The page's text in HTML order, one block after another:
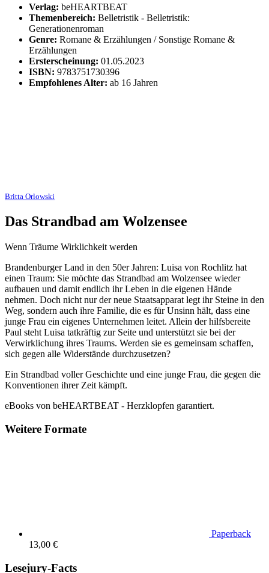
Verlag: beHEARTBEAT
Themenbereich: Belletristik - Belletristik:
Generationenroman
Genre: Romane & Erzählungen / Sonstige Romane &
Erzählungen
Ersterscheinung: 01.05.2023
ISBN: 9783751730396
Empfohlenes Alter: ab 16 Jahren
Britta Orlowski
Das Strandbad am Wolzensee
Wenn Träume Wirklichkeit werden
Brandenburger Land in den 50er Jahren: Luisa von Rochlitz hat
einen Traum: Sie möchte das Strandbad am Wolzensee wieder
aufbauen und damit endlich ihr Leben in die eigenen Hände
nehmen. Doch nicht nur der neue Staatsapparat legt ihr Steine in den
Weg, sondern auch ihre Familie, die es für Unsinn hält, dass eine
junge Frau ein eigenes Unternehmen leitet. Allein der hilfsbereite
Paul steht Luisa tatkräftig zur Seite und unterstützt sie bei der
Verwirklichung ihres Traums. Werden sie es gemeinsam schaffen,
sich gegen alle Widerstände durchzusetzen?
Ein Strandbad voller Geschichte und eine junge Frau, die gegen die
Konventionen ihrer Zeit kämpft.
eBooks von beHEARTBEAT - Herzklopfen garantiert.
Weitere Formate
Paperback
13,00 €
Lesejury-Facts